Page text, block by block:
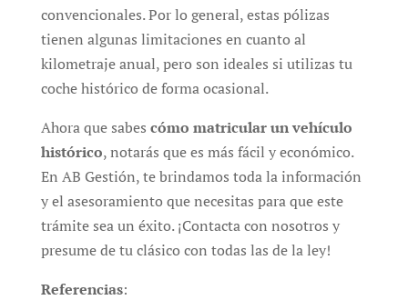
convencionales. Por lo general, estas pólizas
tienen algunas limitaciones en cuanto al
kilometraje anual, pero son ideales si utilizas tu
coche histórico de forma ocasional.
Ahora que sabes cómo matricular un vehículo
histórico, notarás que es más fácil y económico.
En AB Gestión, te brindamos toda la información
y el asesoramiento que necesitas para que este
trámite sea un éxito. ¡Contacta con nosotros y
presume de tu clásico con todas las de la ley!
Referencias: